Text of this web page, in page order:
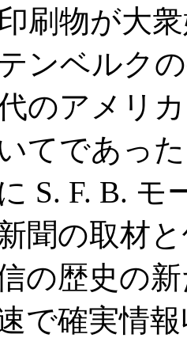
刷物が大
ンベルク
のアメリ
てであっ
S. F. B. モ
聞の取材
の歴史の
で確実情